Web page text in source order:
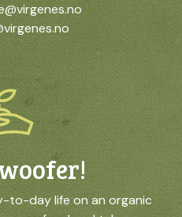
to-day life on an organic